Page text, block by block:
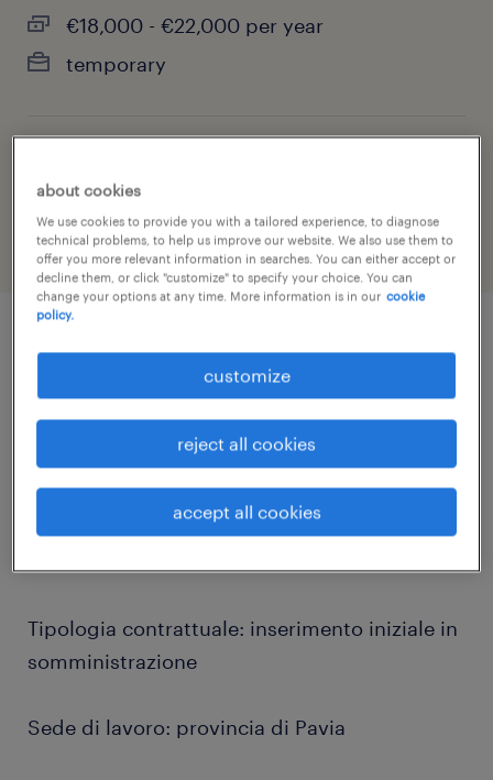
€18,000 - €22,000 per year
temporary
other
job details
Randstad Italia, per nota azienda sulla
provincia pavese, ricerca:
OPERAIO DI PRODUZIONE CON MULETTO
Tipologia contrattuale: inserimento iniziale in
somministrazione
Sede di lavoro: provincia di Pavia
about cookies
We use cookies to provide you with a tailored experience, to diagnose
technical problems, to help us improve our website. We also use them to
offer you more relevant information in searches. You can either accept or
decline them, or click "customize" to specify your choice. You can
change your options at any time. More information is in our cookie
policy.
customize
reject all cookies
accept all cookies